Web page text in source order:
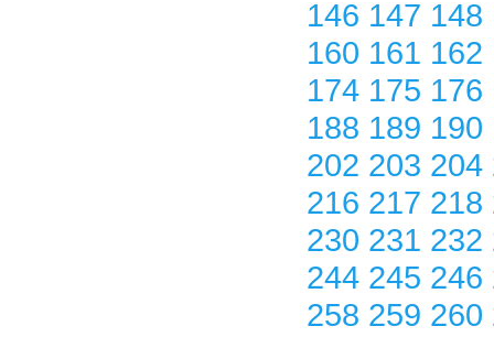
146 147 148
160 161 162
174 175 176
188 189 190
202 203 204
216 217 218
230 231 232
244 245 246
258 259 260